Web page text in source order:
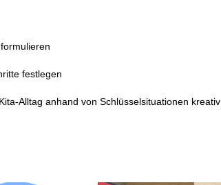
festlegen
Alltag anhand von Schlüsselsituationen kreativ